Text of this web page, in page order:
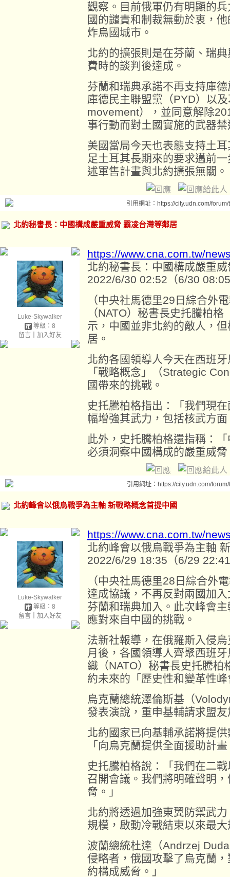
觀察。目前俄軍仍有明顯的
國的譴責和制裁無動於衷，
炸烏國城市。
北約的擴張則是在芬蘭、瑞
費時的談判後達成。
芬蘭和瑞典承諾不再支持庫
庫德民主聯盟黨（PYD）以
movement），並同意解除
事行動而對土國實施的武器禁
美國當局今天也表態支持土
足土耳其長期來的要求邁前
述軍售計畫與北約擴張無關。
引用網址：https://city.udn.com/
北約秘書長：中國構成嚴重威脅 霸凌台灣等鄰居
Luke-Skywalker
等級：8
留言｜ 加入好友
https://www.cna.com.tw/
北約秘書長：中國構成嚴重
2022/6/30 02:52（6/30
（中央社馬德里29日綜合外
（NATO）秘書長史托騰柏
示，中國並非北約的敵人，
居。
北約各國領導人今天在西班
「戰略概念」（Strategic
國帶來的挑戰。
史托騰柏格指出：「我們現
幅增強其武力，包括核武方
此外，史托騰柏格還指稱：
必須洞察中國構成的嚴重威脅
引用網址：https://city.udn.com/
北約峰會以俄烏戰爭為主軸 新戰略概念首提中國
Luke-Skywalker
等級：8
留言｜ 加入好友
https://www.cna.com.tw/
北約峰會以俄烏戰爭為主軸
2022/6/29 18:35（6/29
（中央社馬德里28日綜合外
達成協議，不再反對兩國加
芬蘭和瑞典加入。此次峰會
應對來自中國的挑戰。
法新社報導，在俄羅斯入侵
月後，各國領導人齊聚西班
織（NATO）秘書長史托騰
約未來的「歷史性和變革性
烏克蘭總統澤倫斯基（
發表演說，重申基輔請求盟
北約國家已向基輔承諾將提
「向烏克蘭提供全面援助計
史托騰柏格說：「我們在二
召開會議。我們將明確聲明
脅。」
北約將透過加強東翼防禦武
規模，啟動冷戰結束以來最
波蘭總統杜達（Andrzej
侵略者，俄國攻擊了烏克蘭
約構成威脅。」